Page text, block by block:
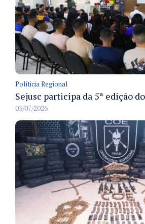
Políticia Regional
03/07/2026